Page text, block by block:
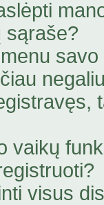
sąraše?
vaikų
visus